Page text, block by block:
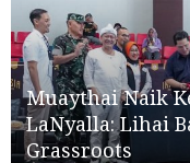
Muaythai Naik
LaNyalla: Lihai
Grassroots